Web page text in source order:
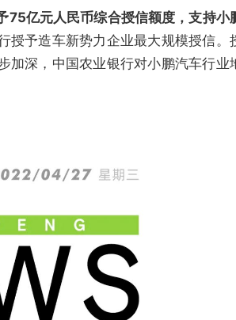
75亿元人民币综合授信额度，支持小
授予造车新势力企业最大规模授信。
加深，中国农业银行对小鹏汽车行业